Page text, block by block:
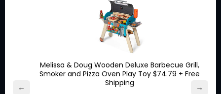
Neem contact met ons op
Winkelen & Verzenden
← →
Melissa & Doug Wooden Deluxe Barbecue Grill,
Smoker and Pizza Oven Play Toy $74.79 + Free
Shipping